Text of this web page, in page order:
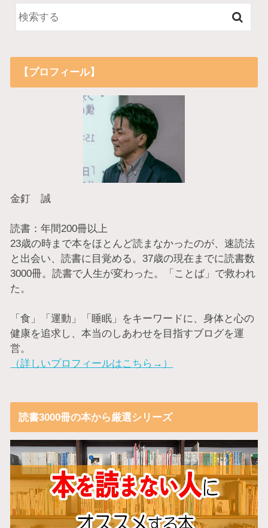
【プロフィール】
金釘 誠
読書：年間200冊以上
23歳の時まで本をほとんど読まなかったのが、速読法
と出会い、読書に目覚める。37歳の現在までに読書数
3000冊。読書で人生が変わった。「ことば」で救われ
た。
「食」「運動」「睡眠」をキーワードに、身体と心の
健康を追求し、本当のしあわせを目指すブログを運
営。
（詳しいプロフィールはこちら→）
読書3000冊の本から厳選シリーズ